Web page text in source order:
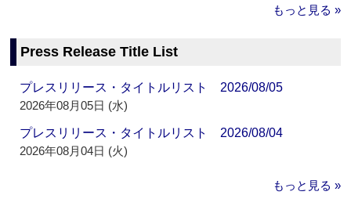
もっと見る »
Press Release Title List
プレスリリース・タイトルリスト 2026/08/05
2026年08月05日 (水)
プレスリリース・タイトルリスト 2026/08/04
2026年08月04日 (火)
もっと見る »